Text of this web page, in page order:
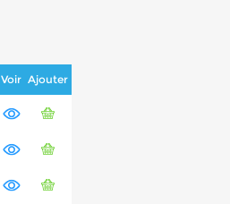
Voir Ajouter